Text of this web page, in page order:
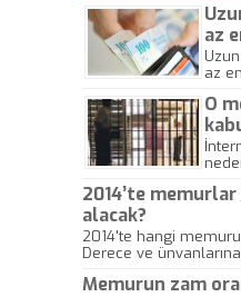
az
az
göre
O
genç
2014’te
alacak?
2014'te hangi
Derece ve
maaşında ne kadar
soruların cevapları...
Memurun zam